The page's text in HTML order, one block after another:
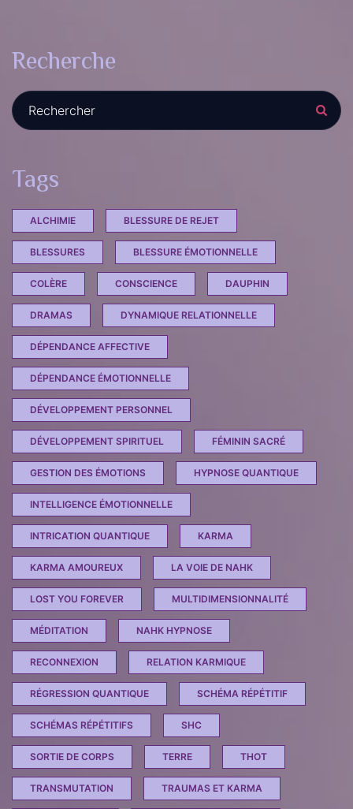
Recherche
Recherche :
Tags
ALCHIMIE BLESSURE DE REJET
BLESSURES BLESSURE ÉMOTIONNELLE
COLÈRE CONSCIENCE DAUPHIN
DRAMAS DYNAMIQUE RELATIONNELLE
DÉPENDANCE AFFECTIVE
DÉPENDANCE ÉMOTIONNELLE
DÉVELOPPEMENT PERSONNEL
DÉVELOPPEMENT SPIRITUEL FÉMININ SACRÉ
GESTION DES ÉMOTIONS HYPNOSE QUANTIQUE
INTELLIGENCE ÉMOTIONNELLE
INTRICATION QUANTIQUE KARMA
KARMA AMOUREUX LA VOIE DE NAHK
LOST YOU FOREVER MULTIDIMENSIONNALITÉ
MÉDITATION NAHK HYPNOSE
RECONNEXION RELATION KARMIQUE
RÉGRESSION QUANTIQUE SCHÉMA RÉPÉTITIF
SCHÉMAS RÉPÉTITIFS SHC
SORTIE DE CORPS TERRE THOT
TRANSMUTATION TRAUMAS ET KARMA